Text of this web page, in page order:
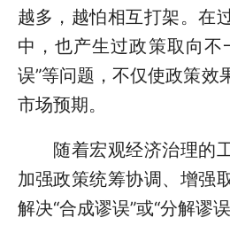
越多，越怕相互打架。在
中，也产生过政策取向不
误”等问题，不仅使政策效
市场预期。
随着宏观经济治理的工
加强政策统筹协调、增强
解决“合成谬误”或“分解谬